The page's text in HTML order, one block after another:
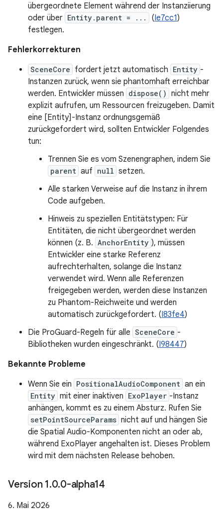
übergeordnete Element während der Instanziierung
oder über Entity.parent = ... (Ie7cc1)
festlegen.
Fehlerkorrekturen
SceneCore fordert jetzt automatisch Entity -
Instanzen zurück, wenn sie phantomhaft erreichbar
werden. Entwickler müssen dispose() nicht mehr
explizit aufrufen, um Ressourcen freizugeben. Damit
eine [Entity]-Instanz ordnungsgemäß
zurückgefordert wird, sollten Entwickler Folgendes
tun:
Trennen Sie es vom Szenengraphen, indem Sie
parent auf null setzen.
Alle starken Verweise auf die Instanz in ihrem
Code aufgeben.
Hinweis zu speziellen Entitätstypen: Für
Entitäten, die nicht übergeordnet werden
können (z. B. AnchorEntity ), müssen
Entwickler eine starke Referenz
aufrechterhalten, solange die Instanz
verwendet wird. Wenn alle Referenzen
freigegeben werden, werden diese Instanzen
zu Phantom-Reichweite und werden
automatisch zurückgefordert. (I83fe4)
Die ProGuard-Regeln für alle SceneCore -
Bibliotheken wurden eingeschränkt. (I98447)
Bekannte Probleme
Wenn Sie ein PositionalAudioComponent an ein
Entity mit einer inaktiven ExoPlayer -Instanz
anhängen, kommt es zu einem Absturz. Rufen Sie
setPointSourceParams nicht auf und hängen Sie
die Spatial Audio-Komponenten nicht an oder ab,
während ExoPlayer angehalten ist. Dieses Problem
wird mit dem nächsten Release behoben.
Version 1.0.0-alpha14
6. Mai 2026